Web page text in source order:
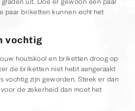
paar briketten kunnen echt het
vochtig
houtskool en briketten droog op
de briketten niet hebt aangeraakt
vochtig zijn geworden. Steek er dan
de zekerheid dan moet het